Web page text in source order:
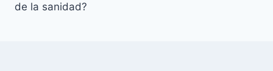
de la sanidad?